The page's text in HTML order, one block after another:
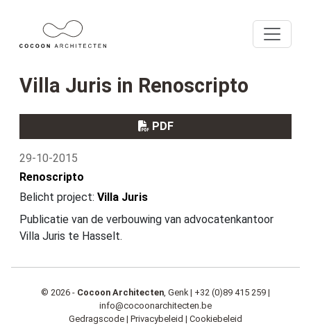
Villa Juris in Renoscripto
PDF
29-10-2015
Renoscripto
Belicht project: Villa Juris
Publicatie van de verbouwing van advocatenkantoor
Villa Juris te Hasselt.
© 2026 - Cocoon Architecten , Genk | +32 (0)89 415 259 |
info@cocoonarchitecten.be
Gedragscode | Privacybeleid | Cookiebeleid